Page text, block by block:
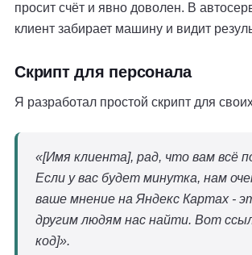
просит счёт и явно доволен. В
клиент забирает машину и видит
Скрипт для персонала
Я разработал простой скрипт для
«[Имя клиента], рад, что вам всё
Если у вас будет минутка, нам
ваше мнение на Яндекс Картах -
другим людям нас найти. Вот
код]».